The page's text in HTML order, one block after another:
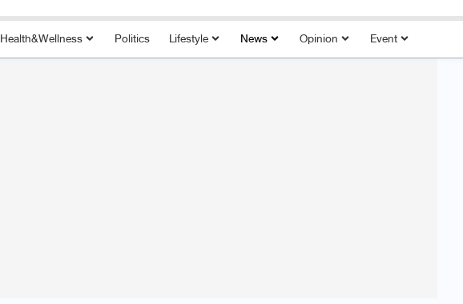
Health&Wellness Politics Lifestyle News Opinion Event